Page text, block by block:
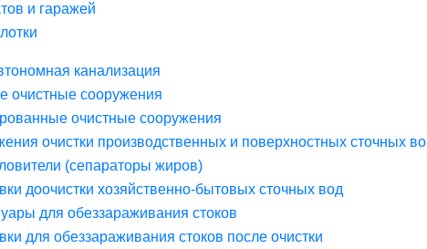
и гаражей
канализация
очистные сооружения
очистные сооружения
очистки производственных и поверхностных сточных во
(сепараторы жиров)
доочистки хозяйственно-бытовых сточных вод
для обеззараживания стоков
для обеззараживания стоков после очистки